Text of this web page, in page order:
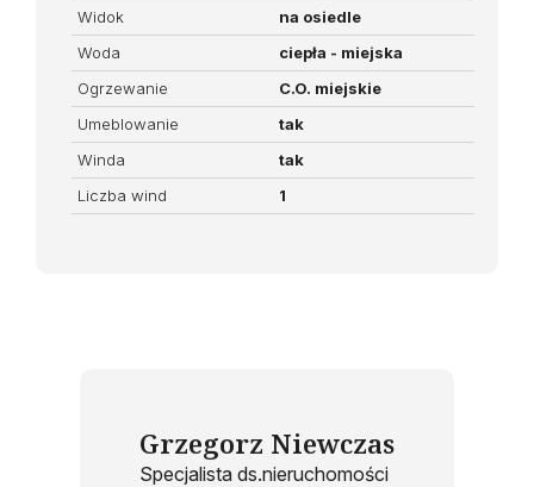
Widok
na osiedle
Woda
ciepła - miejska
Ogrzewanie
C.O. miejskie
Umeblowanie
tak
Winda
tak
Liczba wind
1
Grzegorz Niewczas
Specjalista ds.nieruchomości